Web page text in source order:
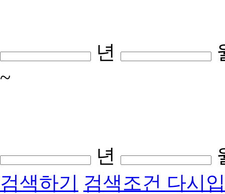
년
~
년
검색하기 검색조건 다시